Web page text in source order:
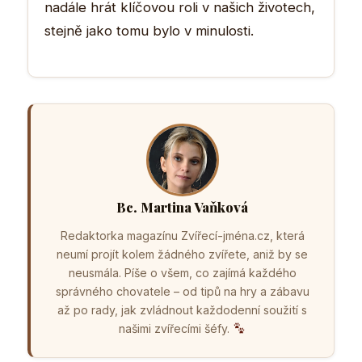
nadále hrát klíčovou roli v našich životech,
stejně jako tomu bylo v minulosti.
Bc. Martina Vaňková
Redaktorka magazínu Zvířecí-jména.cz, která
neumí projít kolem žádného zvířete, aniž by se
neusmála. Píše o všem, co zajímá každého
správného chovatele – od tipů na hry a zábavu
až po rady, jak zvládnout každodenní soužití s
našimi zvířecími šéfy.